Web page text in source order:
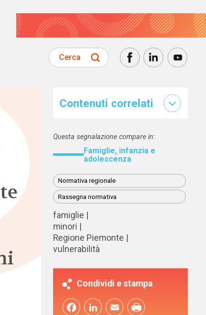
Cerca
Contenuti correlati
Questa segnalazione compare in:
Famiglie, infanzia e
adolescenza
Normativa regionale
Rassegna normativa
famiglie
minori
Regione Piemonte
vulnerabilità
Condividi e stampa
FacebookLinkedInEmail